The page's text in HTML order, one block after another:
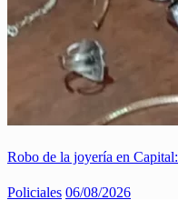
Robo de la joyería en Capital:
Policiales 06/08/2026